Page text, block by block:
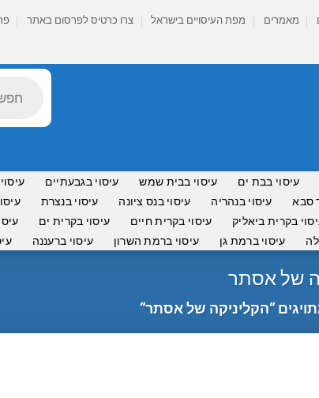
מאמרים מפת העיסויים בישראל צרו כרטיס לפרסום באתר
עיסוי בבת ים עיסוי בבית שמש עיסוי בגבעתיים
סבא עיסוי בנהריה עיסוי בנס ציונה עיסוי בנצרת
בקרית ביאליק עיסוי בקרית חיים עיסוי בקרית ים
עיסוי ברמת גן עיסוי ברמת השרון עיסוי ברעננה
של אסתר
“הקליניקה של אסתר”